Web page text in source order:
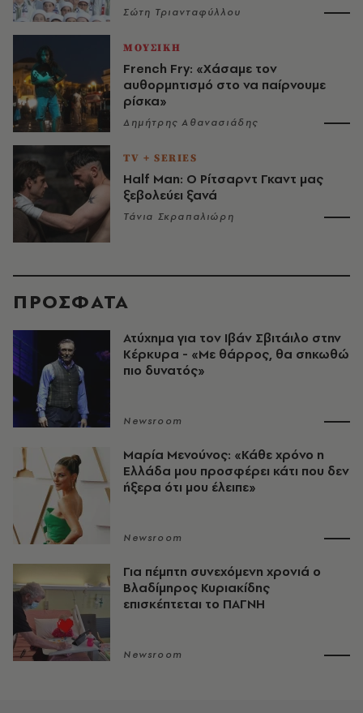
Σώτη Τριανταφύλλου
ΜΟΥΣΙΚΗ
French Fry: «Χάσαμε τον
αυθορμητισμό στο να παίρνουμε
ρίσκα»
Δημήτρης Αθανασιάδης
TV + SERIES
Half Man: Ο Ρίτσαρντ Γκαντ μας
ξεβολεύει ξανά
Τάνια Σκραπαλιώρη
ΠΡΟΣΦΑΤΑ
Ατύχημα για τον Ιβάν Σβιτάιλο στην
Κέρκυρα - «Με θάρρος, θα σηκωθώ
πιο δυνατός»​​​​​​​​​​​​​​​​​​​​​​​​​​​​​​​​​​​​​​​​​
Newsroom
Μαρία Μενούνος: «Κάθε χρόνο η
Ελλάδα μου προσφέρει κάτι που δεν
ήξερα ότι μου έλειπε»
Newsroom
Για πέμπτη συνεχόμενη χρονιά ο
Βλαδίμηρος Κυριακίδης
επισκέπτεται το ΠΑΓΝΗ
Newsroom